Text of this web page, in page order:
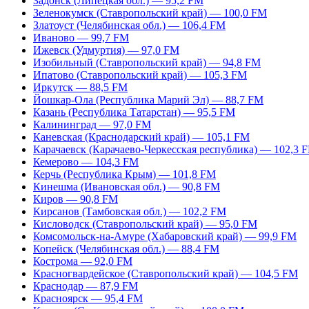
Зеленокумск (Ставропольский край) — 100,0 FM
Златоуст (Челябинская обл.) — 106,4 FM
Иваново — 99,7 FM
Ижевск (Удмуртия) — 97,0 FM
Изобильный (Ставропольский край) — 94,8 FM
Ипатово (Ставропольский край) — 105,3 FM
Иркутск — 88,5 FM
Йошкар-Ола (Республика Марий Эл) — 88,7 FM
Казань (Республика Татарстан) — 95,5 FM
Калининград — 97,0 FM
Каневская (Краснодарский край) — 105,1 FM
Карачаевск (Карачаево-Черкесская республика) — 102,3
Кемерово — 104,3 FM
Керчь (Республика Крым) — 101,8 FM
Кинешма (Ивановская обл.) — 90,8 FM
Киров — 90,8 FM
Кирсанов (Тамбовская обл.) — 102,2 FM
Кисловодск (Ставропольский край) — 95,0 FM
Комсомольск-на-Амуре (Хабаровский край) — 99,9 FM
Копейск (Челябинская обл.) — 88,4 FM
Кострома — 92,0 FM
Красногвардейское (Ставропольский край) — 104,5 FM
Краснодар — 87,9 FM
Красноярск — 95,4 FM